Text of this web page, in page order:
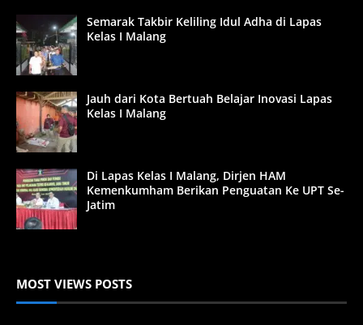
Semarak Takbir Keliling Idul Adha di Lapas
Kelas I Malang
Jauh dari Kota Bertuah Belajar Inovasi Lapas
Kelas I Malang
Di Lapas Kelas I Malang, Dirjen HAM
Kemenkumham Berikan Penguatan Ke UPT Se-
Jatim
MOST VIEWS POSTS